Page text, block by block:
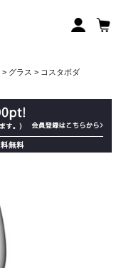
> グラス > コスタボダ